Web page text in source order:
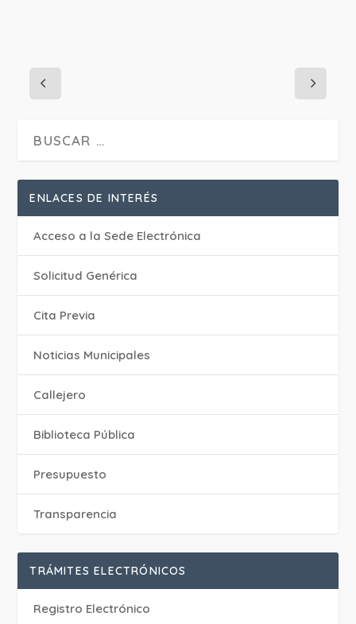
ENLACES DE INTERÉS
Acceso a la Sede Electrónica
Solicitud Genérica
Cita Previa
‎Noticias Municipales
Callejero
Biblioteca Pública
Presupuesto
Transparencia
TRÁMITES ELECTRÓNICOS
Registro Electrónico